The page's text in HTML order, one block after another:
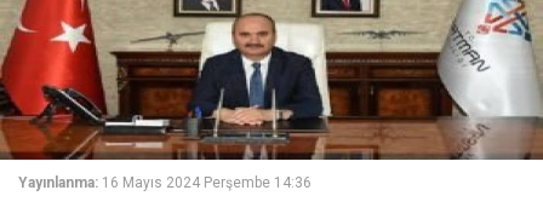
Yayınlanma: 16 Mayıs 2024 Perşembe 14:36